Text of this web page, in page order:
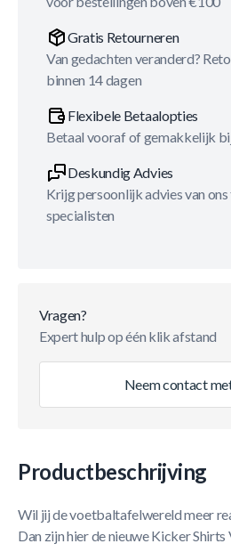
Gratis Retourneren
Van gedachten veranderd?
binnen 14 dagen
Flexibele Betaalopties
Betaal vooraf of gemakkelijk
Deskundig Advies
Krijg persoonlijk advies van ons
specialisten
Vragen?
Expert hulp op één klik afstand
Neem contact
Productbeschrijving
Wil jij de voetbaltafelwereld meer
Dan zijn hier de nieuwe Kicker